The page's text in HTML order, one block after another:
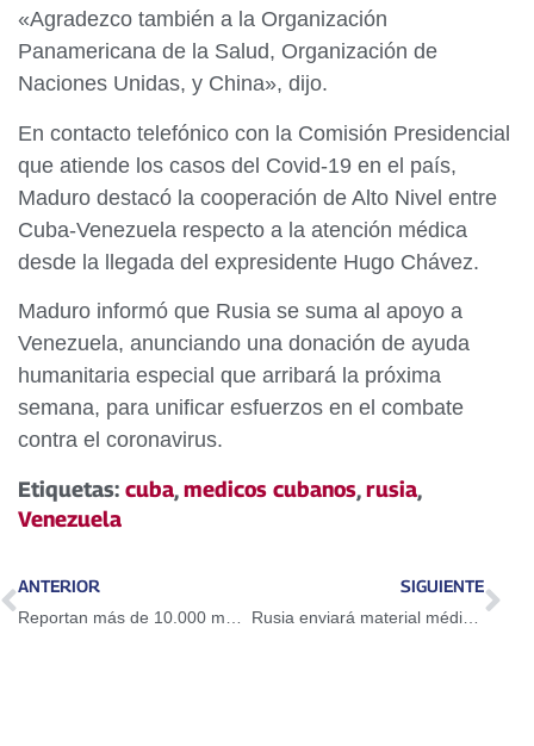
«Agradezco también a la Organización
Panamericana de la Salud, Organización de
Naciones Unidas, y China», dijo.
En contacto telefónico con la Comisión Presidencial
que atiende los casos del Covid-19 en el país,
Maduro destacó la cooperación de Alto Nivel entre
Cuba-Venezuela respecto a la atención médica
desde la llegada del expresidente Hugo Chávez.
Maduro informó que Rusia se suma al apoyo a
Venezuela, anunciando una donación de ayuda
humanitaria especial que arribará la próxima
semana, para unificar esfuerzos en el combate
contra el coronavirus.
Etiquetas: cuba,medicos cubanos,rusia,
Venezuela
ANTERIOR SIGUIENTE
Rusia enviará material médico a Venezuela para mitigar impacto del coronavirus